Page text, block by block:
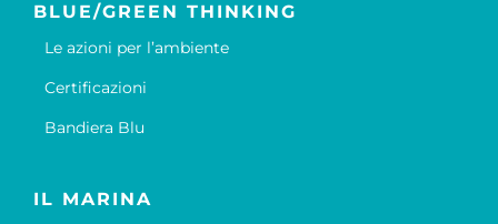
BLUE/GREEN THINKING
Le azioni per l’ambiente
Certificazioni
Bandiera Blu
IL MARINA